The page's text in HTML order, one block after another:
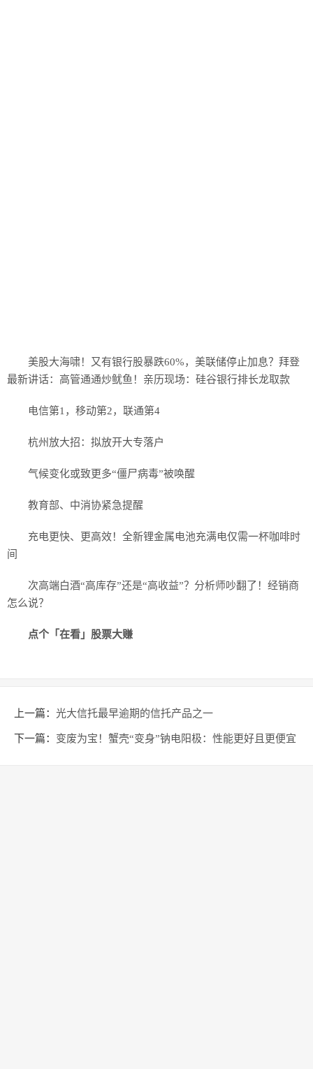
美股大海啸！又有银行股暴跌60%，美联储停止加息？拜登
最新讲话：高管通通炒鱿鱼！亲历现场：硅谷银行排长龙取款
电信第1，移动第2，联通第4
杭州放大招：拟放开大专落户
气候变化或致更多“僵尸病毒”被唤醒
教育部、中消协紧急提醒
充电更快、更高效！全新锂金属电池充满电仅需一杯咖啡时
间
次高端白酒“高库存”还是“高收益”？分析师吵翻了！经销商
怎么说？
点个 「在看 」 股票大赚
上一篇： 光大信托最早逾期的信托产品之一
下一篇： 变废为宝！蟹壳“变身”钠电阳极：性能更好且更便宜